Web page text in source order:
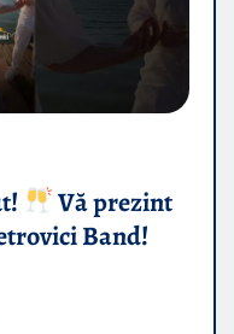
Vă prezint
Band!